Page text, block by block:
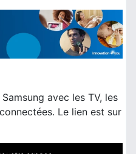
avec les TV, les
Le lien est sur